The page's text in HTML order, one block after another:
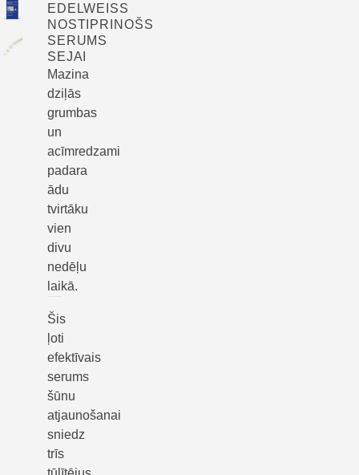
EDELWEISS
NOSTIPRINOŠS
SERUMS
SEJAI
Mazina
dziļās
grumbas
un
acīmredzami
padara
ādu
tvirtāku
vien
divu
nedēļu
laikā.
Šis
ļoti
efektīvais
serums
šūnu
atjaunošanai
sniedz
trīs